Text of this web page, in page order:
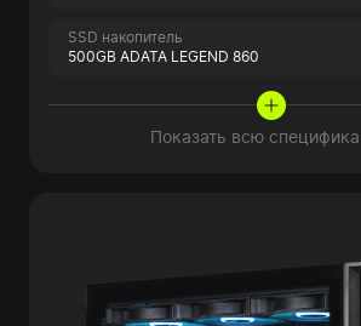
SSD накопитель
500GB ADATA LEGEND 860
Показать всю